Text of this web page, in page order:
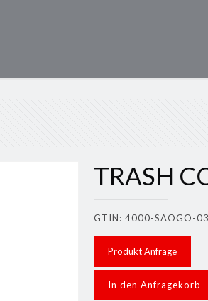
TRASH
GTIN: 4000-SAOGO-
Produkt Anfrage
In den Anfragekorb